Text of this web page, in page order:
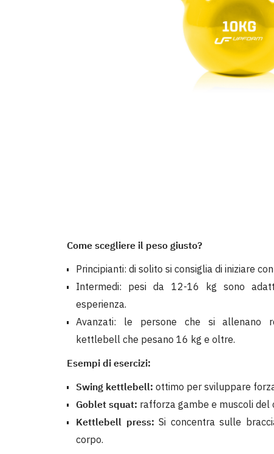
Come scegliere il peso giusto?
Principianti: di solito si consiglia di iniziare
Intermedi: pesi da 12-16 kg sono
esperienza.
Avanzati: le persone che si allenano
kettlebell che pesano 16 kg e oltre.
Esempi di esercizi:
Swing kettlebell: ottimo per sviluppare
Goblet squat: rafforza gambe e muscoli del
Kettlebell press: Si concentra sulle
corpo.